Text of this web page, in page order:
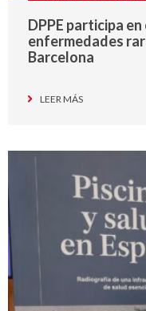
DPPE participa
enfermedades
Barcelona
LEER MÁS